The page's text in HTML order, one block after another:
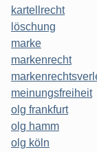
kartellrecht
löschung
marke
markenrecht
meinungsfreiheit
olg frankfurt
olg hamm
olg köln